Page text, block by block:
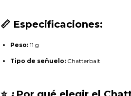
📏 Especificaciones:
Peso: 11 g
Tipo de señuelo: Chatterbait